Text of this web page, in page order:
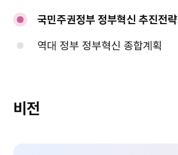
국민주권정부 정부혁신 추진전략
역대 정부 정부혁신 종합계획
비전